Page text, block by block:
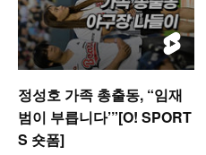
정성호 가족 총출동, “임재
범이 부릅니다’”[O! SPORT
S 숏폼]